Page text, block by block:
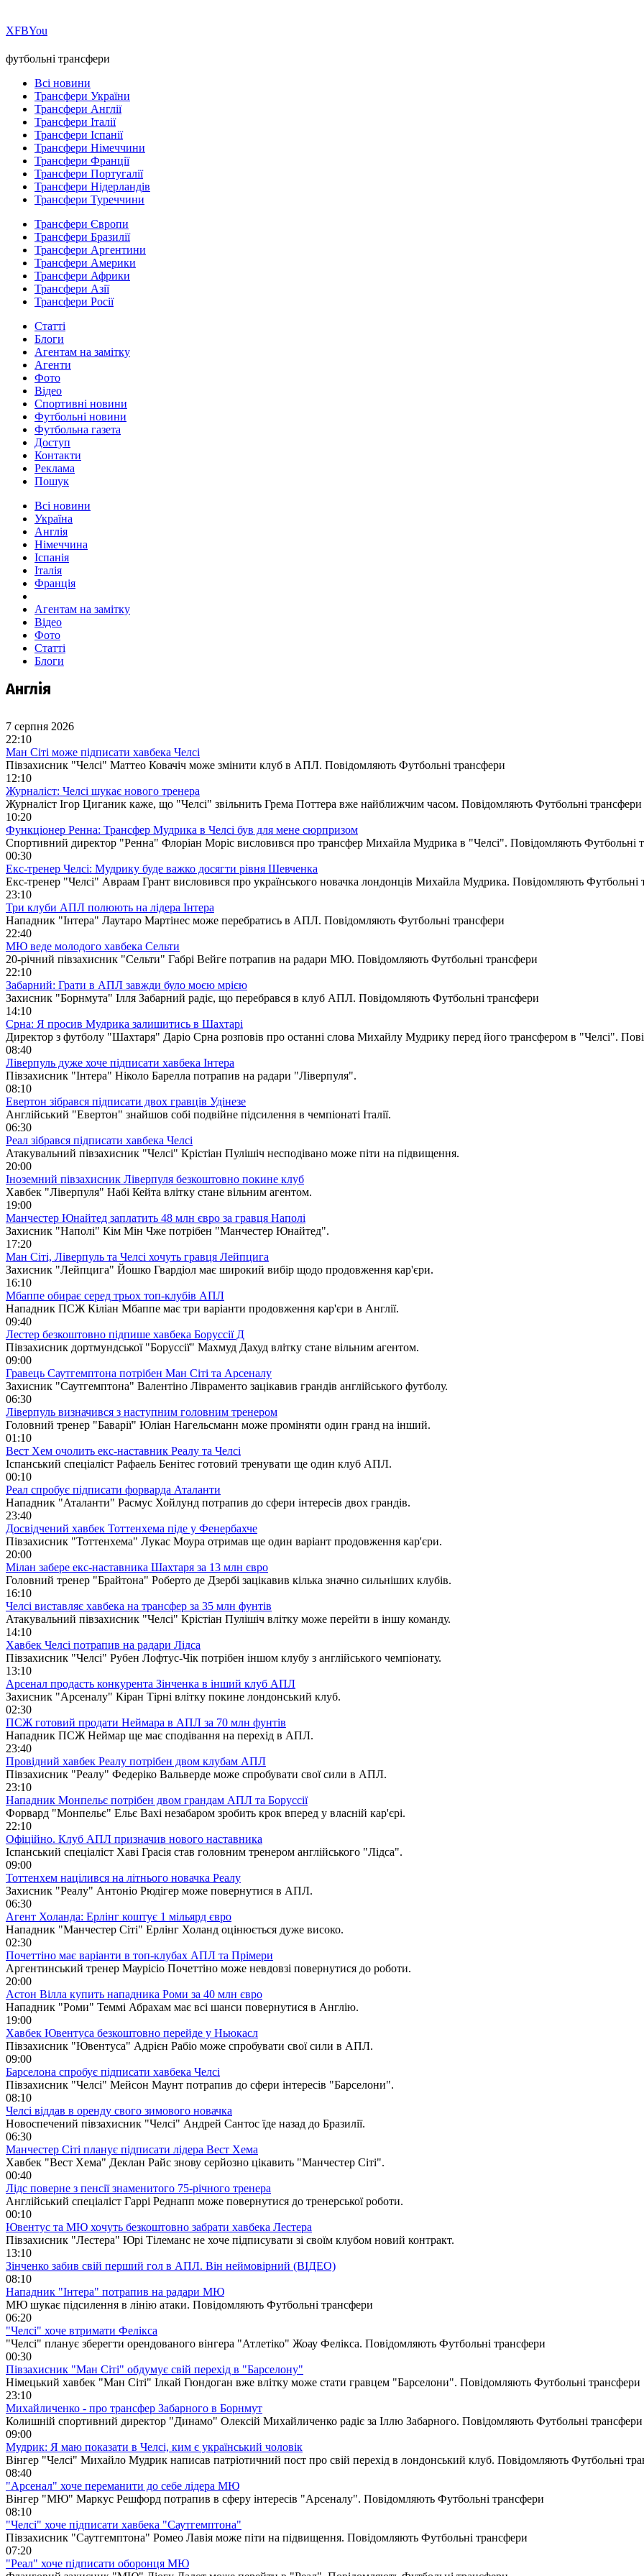
ХFBYou
футбольні трансфери
Всі новини
Трансфери України
Трансфери Англії
Трансфери Італії
Трансфери Іспанії
Трансфери Німеччини
Трансфери Франції
Трансфери Португалії
Трансфери Нідерландів
Трансфери Туреччини
Трансфери Європи
Трансфери Бразилії
Трансфери Аргентини
Трансфери Америки
Трансфери Африки
Трансфери Азії
Трансфери Росії
Статті
Блоги
Агентам на замітку
Агенти
Фото
Відео
Спортивні новини
Футбольні новини
Футбольна газета
Доступ
Контакти
Реклама
Пошук
Всі новини
Україна
Англія
Німеччина
Іспанія
Італія
Франція
Агентам на замітку
Відео
Фото
Статті
Блоги
Англія
7 серпня 2026
22:10
Ман Сіті може підписати хавбека Челсі
Півзахисник "Челсі" Маттео Ковачіч може змінити клуб в АПЛ. Повідомляють Футбольні трансфери
12:10
Журналіст: Челсі шукає нового тренера
Журналіст Ігор Циганик каже, що "Челсі" звільнить Грема Поттера вже найближчим часом. Повідомляють Футбольні трансфери
10:20
Функціонер Ренна: Трансфер Мудрика в Челсі був для мене сюрпризом
Спортивний директор "Ренна" Флоріан Моріс висловився про трансфер Михайла Мудрика в "Челсі". Повідомляють Футбольні
00:30
Екс-тренер Челсі: Мудрику буде важко досягти рівня Шевченка
Екс-тренер "Челсі" Авраам Грант висловився про українського новачка лондонців Михайла Мудрика. Повідомляють Футбольні
23:10
Три клуби АПЛ полюють на лідера Інтера
Нападник "Інтера" Лаутаро Мартінес може перебратись в АПЛ. Повідомляють Футбольні трансфери
22:40
МЮ веде молодого хавбека Сельти
20-річний півзахисник "Сельти" Габрі Вейге потрапив на радари МЮ. Повідомляють Футбольні трансфери
22:10
Забарний: Грати в АПЛ завжди було моєю мрією
Захисник "Борнмута" Ілля Забарний радіє, що перебрався в клуб АПЛ. Повідомляють Футбольні трансфери
14:10
Срна: Я просив Мудрика залишитись в Шахтарі
Директор з футболу "Шахтаря" Даріо Срна розповів про останні слова Михайлу Мудрику перед його трансфером в "Челсі".
08:40
Ліверпуль дуже хоче підписати хавбека Інтера
Півзахисник "Інтера" Ніколо Барелла потрапив на радари "Ліверпуля".
08:10
Евертон зібрався підписати двох гравців Удінезе
Англійський "Евертон" знайшов собі подвійне підсилення в чемпіонаті Італії.
06:30
Реал зібрався підписати хавбека Челсі
Атакувальний півзахисник "Челсі" Крістіан Пулішіч несподівано може піти на підвищення.
20:00
Іноземний півзахисник Ліверпуля безкоштовно покине клуб
Хавбек "Ліверпуля" Набі Кейта влітку стане вільним агентом.
19:00
Манчестер Юнайтед заплатить 48 млн євро за гравця Наполі
Захисник "Наполі" Кім Мін Чже потрібен "Манчестер Юнайтед".
17:20
Ман Сіті, Ліверпуль та Челсі хочуть гравця Лейпцига
Захисник "Лейпцига" Йошко Гвардіол має широкий вибір щодо продовження кар'єри.
16:10
Мбаппе обирає серед трьох топ-клубів АПЛ
Нападник ПСЖ Кіліан Мбаппе має три варіанти продовження кар'єри в Англії.
09:40
Лестер безкоштовно підпише хавбека Боруссії Д
Півзахисник дортмундської "Боруссії" Махмуд Дахуд влітку стане вільним агентом.
09:00
Гравець Саутгемптона потрібен Ман Сіті та Арсеналу
Захисник "Саутгемптона" Валентіно Лівраменто зацікавив грандів англійського футболу.
06:30
Ліверпуль визначився з наступним головним тренером
Головний тренер "Баварії" Юліан Нагельсманн може проміняти один гранд на інший.
01:10
Вест Хем очолить екс-наставник Реалу та Челсі
Іспанський спеціаліст Рафаель Бенітес готовий тренувати ще один клуб АПЛ.
00:10
Реал спробує підписати форварда Аталанти
Нападник "Аталанти" Расмус Хойлунд потрапив до сфери інтересів двох грандів.
23:40
Досвідчений хавбек Тоттенхема піде у Фенербахче
Півзахисник "Тоттенхема" Лукас Моура отримав ще один варіант продовження кар'єри.
20:00
Мілан забере екс-наставника Шахтаря за 13 млн євро
Головний тренер "Брайтона" Роберто де Дзербі зацікавив кілька значно сильніших клубів.
16:10
Челсі виставляє хавбека на трансфер за 35 млн фунтів
Атакувальний півзахисник "Челсі" Крістіан Пулішіч влітку може перейти в іншу команду.
14:10
Хавбек Челсі потрапив на радари Лідса
Півзахисник "Челсі" Рубен Лофтус-Чік потрібен іншом клубу з англійського чемпіонату.
13:10
Арсенал продасть конкурента Зінченка в інший клуб АПЛ
Захисник "Арсеналу" Кіран Тірні влітку покине лондонський клуб.
02:30
ПСЖ готовий продати Неймара в АПЛ за 70 млн фунтів
Нападник ПСЖ Неймар ще має сподівання на перехід в АПЛ.
23:40
Провідний хавбек Реалу потрібен двом клубам АПЛ
Півзахисник "Реалу" Федеріко Вальверде може спробувати свої сили в АПЛ.
23:10
Нападник Монпельє потрібен двом грандам АПЛ та Боруссії
Форвард "Монпельє" Ельє Вахі незабаром зробить крок вперед у власній кар'єрі.
22:10
Офіційно. Клуб АПЛ призначив нового наставника
Іспанський спеціаліст Хаві Грасія став головним тренером англійського "Лідса".
09:00
Тоттенхем націлився на літнього новачка Реалу
Захисник "Реалу" Антоніо Рюдігер може повернутися в АПЛ.
06:30
Агент Холанда: Ерлінг коштує 1 мільярд євро
Нападник "Манчестер Сіті" Ерлінг Холанд оцінюється дуже високо.
02:30
Почеттіно має варіанти в топ-клубах АПЛ та Прімери
Аргентинський тренер Маурісіо Почеттіно може невдовзі повернутися до роботи.
20:00
Астон Вілла купить нападника Роми за 40 млн євро
Нападник "Роми" Теммі Абрахам має всі шанси повернутися в Англію.
19:00
Хавбек Ювентуса безкоштовно перейде у Ньюкасл
Півзахисник "Ювентуса" Адрієн Рабіо може спробувати свої сили в АПЛ.
09:00
Барселона спробує підписати хавбека Челсі
Півзахисник "Челсі" Мейсон Маунт потрапив до сфери інтересів "Барселони".
08:10
Челсі віддав в оренду свого зимового новачка
Новоспечений півзахисник "Челсі" Андрей Сантос їде назад до Бразилії.
06:30
Манчестер Сіті планує підписати лідера Вест Хема
Хавбек "Вест Хема" Деклан Райс знову серйозно цікавить "Манчестер Сіті".
00:40
Лідс поверне з пенсії знаменитого 75-річного тренера
Англійський спеціаліст Гаррі Реднапп може повернутися до тренерської роботи.
00:10
Ювентус та МЮ хочуть безкоштовно забрати хавбека Лестера
Півзахисник "Лестера" Юрі Тілеманс не хоче підписувати зі своїм клубом новий контракт.
13:10
Зінченко забив свій перший гол в АПЛ. Він неймовірний (ВІДЕО)
08:10
Нападник "Інтера" потрапив на радари МЮ
МЮ шукає підсилення в лінію атаки. Повідомляють Футбольні трансфери
06:20
"Челсі" хоче втримати Фелікса
"Челсі" планує зберегти орендованого вінгера "Атлетіко" Жоау Фелікса. Повідомляють Футбольні трансфери
00:30
Півзахисник "Ман Сіті" обдумує свій перехід в "Барселону"
Німецький хавбек "Ман Сіті" Ілкай Гюндоган вже влітку може стати гравцем "Барселони". Повідомляють Футбольні трансфери
23:10
Михайличенко - про трансфер Забарного в Борнмут
Колишній спортивний директор "Динамо" Олексій Михайличенко радіє за Іллю Забарного. Повідомляють Футбольні трансфери
09:00
Мудрик: Я маю показати в Челсі, ким є український чоловік
Вінгер "Челсі" Михайло Мудрик написав патріотичний пост про свій перехід в лондонський клуб. Повідомляють Футбольні
08:40
"Арсенал" хоче переманити до себе лідера МЮ
Вінгер "МЮ" Маркус Решфорд потрапив в сферу інтересів "Арсеналу". Повідомляють Футбольні трансфери
08:10
"Челсі" хоче підписати хавбека "Саутгемптона"
Півзахисник "Саутгемптона" Ромео Лавія може піти на підвищення. Повідомляють Футбольні трансфери
07:20
"Реал" хоче підписати оборонця МЮ